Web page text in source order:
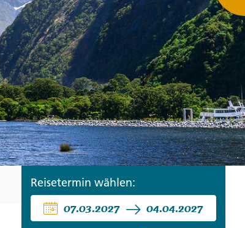
Zypern
Beratung+49 (0) 431 5446-0 Reisefinder öffnen
Beratung+49 (0) 431 5446-0 Reisefinder öffnen
Beratung+49 (0) 431 5446-0 Reisefinder öffnen
Reisetermin wählen:
07.03.2027 04.04.2027